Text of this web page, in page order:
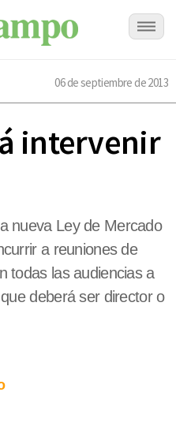
06 de septiembre de 2013
intervenir
nueva Ley de Mercado
a reuniones de
todas las audiencias a
deberá ser director o